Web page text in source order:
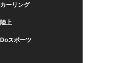
カーリング
陸上
Doスポーツ